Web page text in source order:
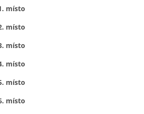
místo
místo
místo
místo
místo
místo